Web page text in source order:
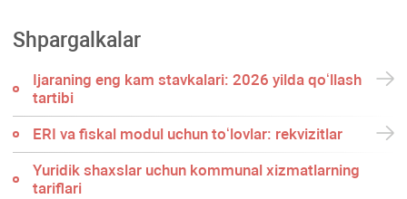
Shpargalkalar
Ijaraning eng kam stavkalari: 2026 yilda qoʻllash
tartibi
ERI va fiskal modul uchun toʻlovlar: rekvizitlar
Yuridik shaхslar uchun kommunal хizmatlarning
tariflari